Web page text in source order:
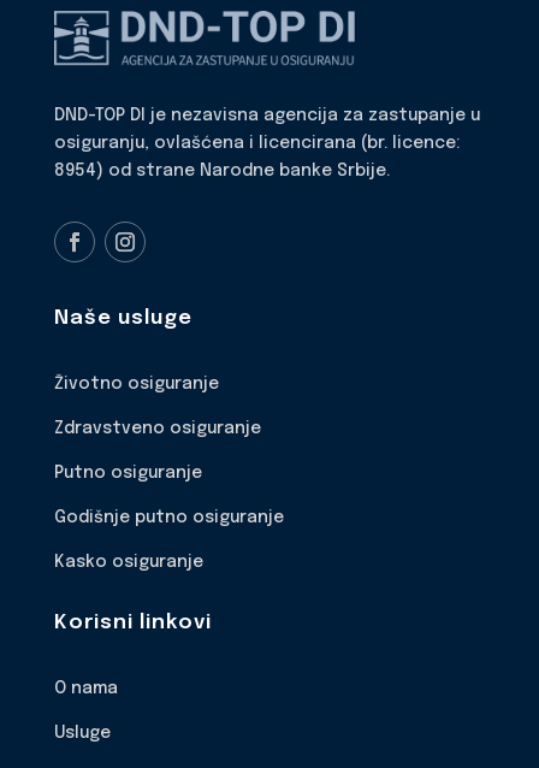
DND-TOP DI je nezavisna agencija za zastupanje u
osiguranju, ovlašćena i licencirana (br. licence:
8954) od strane Narodne banke Srbije.
Naše usluge
Životno osiguranje
Zdravstveno osiguranje
Putno osiguranje
Godišnje putno osiguranje
Kasko osiguranje
Korisni linkovi
O nama
Usluge